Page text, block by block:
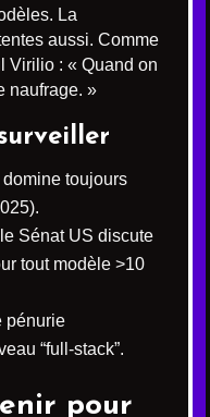
La
aussi. Comme
Virilio : « Quand on
naufrage. »
toujours
Sénat US discute
tout modèle >10
pénurie
“full-stack”.
pour